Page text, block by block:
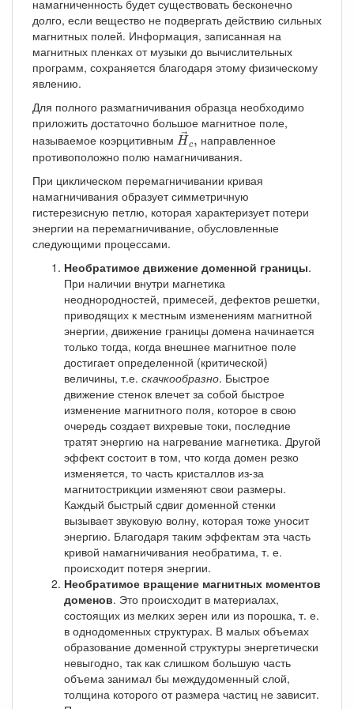
намагниченность будет существовать бесконечно
долго, если вещество не подвергать действию сильных
магнитных полей. Информация, записанная на
магнитных пленках от музыки до вычислительных
программ, сохраняется благодаря этому физическому
явлению.
Для полного размагничивания образца необходимо
приложить достаточно большое магнитное поле,
называемое коэрцитивным
→
Hc,
H→ c,
направленное
противоположно полю намагничивания.
При циклическом перемагничивании кривая
намагничивания образует симметричную
гистерезисную петлю, которая характеризует потери
энергии на перемагничивание, обусловленные
следующими процессами.
Необратимое движение доменной границы.
При наличии внутри магнетика
неоднородностей, примесей, дефектов решетки,
приводящих к местным изменениям магнитной
энергии, движение границы домена начинается
только тогда, когда внешнее магнитное поле
достигает определенной (критической)
величины, т.е. скачкообразно. Быстрое
движение стенок влечет за собой быстрое
изменение магнитного поля, которое в свою
очередь создает вихревые токи, последние
тратят энергию на нагревание магнетика. Другой
эффект состоит в том, что когда домен резко
изменяется, то часть кристаллов из-за
магнитострикции изменяют свои размеры.
Каждый быстрый сдвиг доменной стенки
вызывает звуковую волну, которая тоже уносит
энергию. Благодаря таким эффектам эта часть
кривой намагничивания необратима, т. е.
происходит потеря энергии.
Необратимое вращение магнитных моментов
доменов. Это происходит в материалах,
состоящих из мелких зерен или из порошка, т. е.
в однодоменных структурах. В малых объемах
образование доменной структуры энергетически
невыгодно, так как слишком большую часть
объема занимал бы междудоменный слой,
толщина которого от размера частиц не зависит.